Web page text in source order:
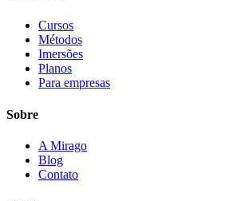
Cursos
Métodos
Imersões
Planos
Para empresas
Sobre
A Mirago
Blog
Contato